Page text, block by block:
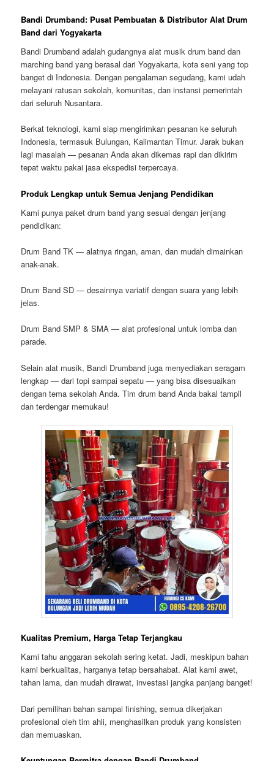
Bandi Drumband: Pusat Pembuatan & Distributor Alat Drum
Band dari Yogyakarta
Bandi Drumband adalah gudangnya alat musik drum band dan
marching band yang berasal dari Yogyakarta, kota seni yang top
banget di Indonesia. Dengan pengalaman segudang, kami udah
melayani ratusan sekolah, komunitas, dan instansi pemerintah
dari seluruh Nusantara.
Berkat teknologi, kami siap mengirimkan pesanan ke seluruh
Indonesia, termasuk Bulungan, Kalimantan Timur. Jarak bukan
lagi masalah — pesanan Anda akan dikemas rapi dan dikirim
tepat waktu pakai jasa ekspedisi terpercaya.
Produk Lengkap untuk Semua Jenjang Pendidikan
Kami punya paket drum band yang sesuai dengan jenjang
pendidikan:
Drum Band TK — alatnya ringan, aman, dan mudah dimainkan
anak-anak.
Drum Band SD — desainnya variatif dengan suara yang lebih
jelas.
Drum Band SMP & SMA — alat profesional untuk lomba dan
parade.
Selain alat musik, Bandi Drumband juga menyediakan seragam
lengkap — dari topi sampai sepatu — yang bisa disesuaikan
dengan tema sekolah Anda. Tim drum band Anda bakal tampil
dan terdengar memukau!
Kualitas Premium, Harga Tetap Terjangkau
Kami tahu anggaran sekolah sering ketat. Jadi, meskipun bahan
kami berkualitas, harganya tetap bersahabat. Alat kami awet,
tahan lama, dan mudah dirawat, investasi jangka panjang banget!
Dari pemilihan bahan sampai finishing, semua dikerjakan
profesional oleh tim ahli, menghasilkan produk yang konsisten
dan memuaskan.